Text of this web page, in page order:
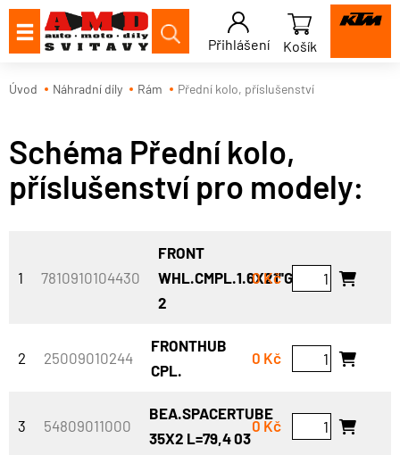
Přihlášení Košík
Úvod Náhradní díly Rám Přední kolo, příslušenství
Schéma Přední kolo,
příslušenství pro modely:
1 7810910104430
FRONT
WHL.CMPL.1.6X21''GIANT
2
0 Kč
2 25009010244
FRONTHUB
CPL.
0 Kč
3 54809011000
BEA.SPACERTUBE
35X2 L=79,4 03
0 Kč